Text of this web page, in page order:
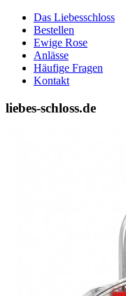
Das Liebesschloss
Bestellen
Ewige Rose
Anlässe
Häufige Fragen
Kontakt
liebes-schloss.de